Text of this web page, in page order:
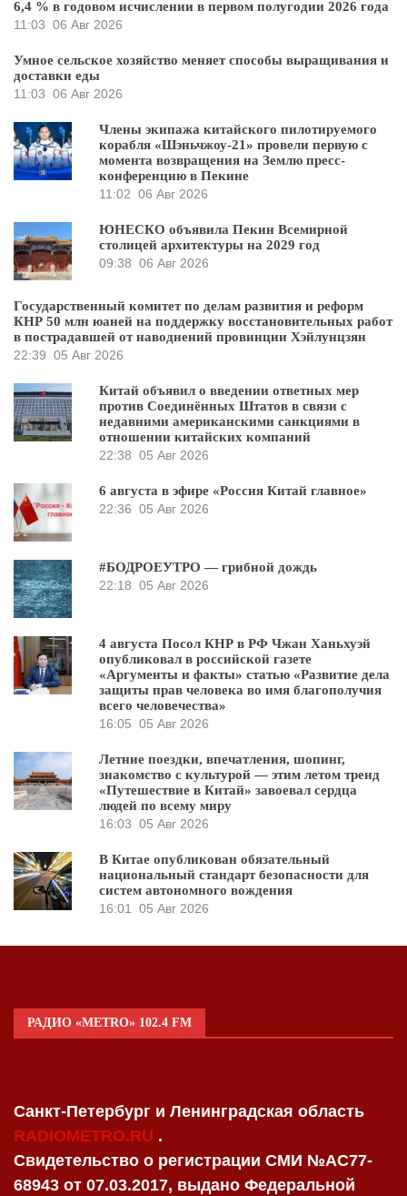
6,4 % в годовом исчислении в первом полугодии 2026 года
11:03 06 Авг 2026
Умное сельское хозяйство меняет способы выращивания и
доставки еды
11:03 06 Авг 2026
Члены экипажа китайского пилотируемого
корабля «Шэньчжоу-21» провели первую с
момента возвращения на Землю пресс-
конференцию в Пекине
11:02 06 Авг 2026
ЮНЕСКО объявила Пекин Всемирной
столицей архитектуры на 2029 год
09:38 06 Авг 2026
Государственный комитет по делам развития и реформ
КНР 50 млн юаней на поддержку восстановительных работ
в пострадавшей от наводнений провинции Хэйлунцзян
22:39 05 Авг 2026
Китай объявил о введении ответных мер
против Соединённых Штатов в связи с
недавними американскими санкциями в
отношении китайских компаний
22:38 05 Авг 2026
6 августа в эфире «Россия Китай главное»
22:36 05 Авг 2026
#БОДРОЕУТРО — грибной дождь
22:18 05 Авг 2026
4 августа Посол КНР в РФ Чжан Ханьхуэй
опубликовал в российской газете
«Аргументы и факты» статью «Развитие дела
защиты прав человека во имя благополучия
всего человечества»
16:05 05 Авг 2026
Летние поездки, впечатления, шопинг,
знакомство с культурой — этим летом тренд
«Путешествие в Китай» завоевал сердца
людей по всему миру
16:03 05 Авг 2026
В Китае опубликован обязательный
национальный стандарт безопасности для
систем автономного вождения
16:01
05 Авг 2026
РАДИО «METRO» 102.4 FM
Санкт-Петербург и Ленинградская область
RADIOMETRO.RU .
Свидетельство о регистрации СМИ №AC77-
68943 от 07.03.2017, выдано Федеральной